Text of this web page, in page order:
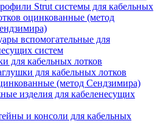
Strut системы для кабельных
оцинкованные (метод
вспомогательные для
систем
для кабельных лотков
для кабельных лотков
(метод Сендзимира)
изделия для кабеленесущих
и консоли для кабельных